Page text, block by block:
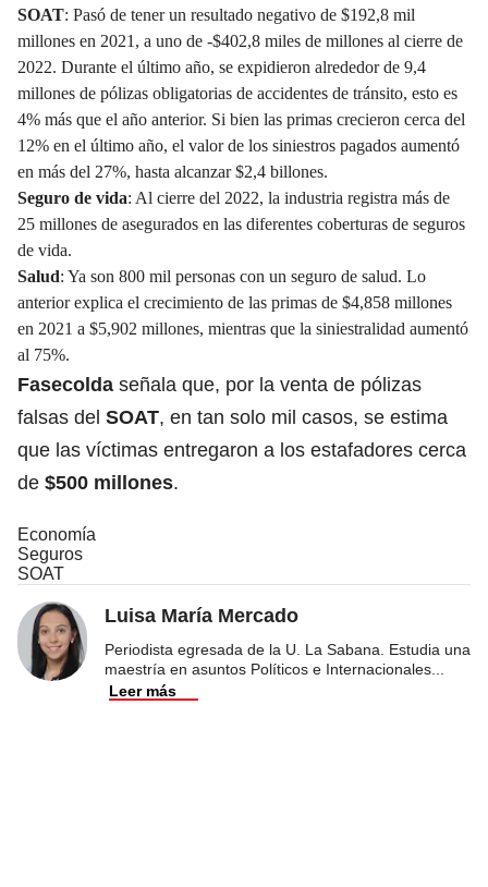
SOAT: Pasó de tener un resultado negativo de $192,8 mil
millones en 2021, a uno de -$402,8 miles de millones al cierre de
2022. Durante el último año, se expidieron alrededor de 9,4
millones de pólizas obligatorias de accidentes de tránsito, esto es
4% más que el año anterior. Si bien las primas crecieron cerca del
12% en el último año, el valor de los siniestros pagados aumentó
en más del 27%, hasta alcanzar $2,4 billones.
Seguro de vida: Al cierre del 2022, la industria registra más de
25 millones de asegurados en las diferentes coberturas de seguros
de vida.
Salud: Ya son 800 mil personas con un seguro de salud. Lo
anterior explica el crecimiento de las primas de $4,858 millones
en 2021 a $5,902 millones, mientras que la siniestralidad aumentó
al 75%.
Fasecolda señala que, por la venta de pólizas
falsas del SOAT, en tan solo mil casos, se estima
que las víctimas entregaron a los estafadores cerca
de $500 millones.
Economía
Seguros
SOAT
Luisa María Mercado
Periodista egresada de la U. La Sabana. Estudia una
maestría en asuntos Políticos e Internacionales
Leer más